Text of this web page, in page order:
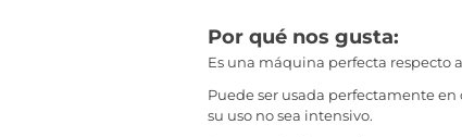
Por qué nos gusta:
Es una máquina perfecta respecto
Puede ser usada perfectamente
su uso no sea intensivo.